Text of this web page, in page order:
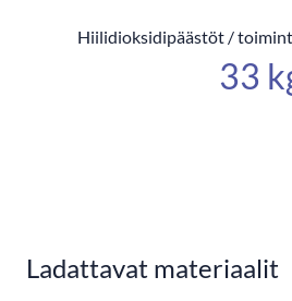
Hiilidioksidipäästöt /
33
Ladattavat materiaalit